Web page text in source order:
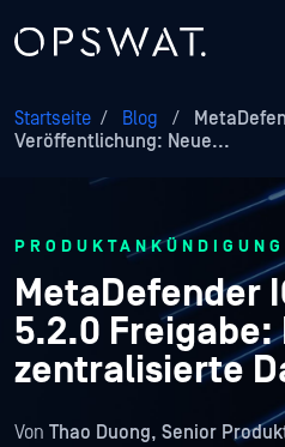
Startseite / Blog /
Veröffentlichung: Neue...
MetaDefender
5.2.0 Freigabe:
zentralisierte
Von Thao Duong, Senior